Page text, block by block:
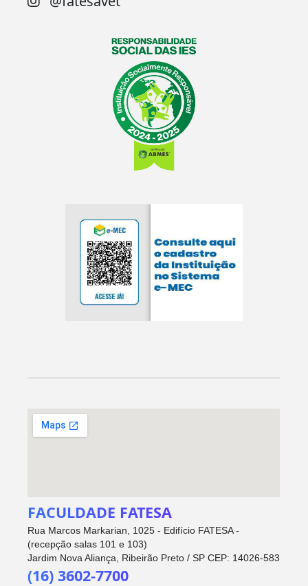
FACULDADE FATESA
Rua Marcos Markarian, 1025 - Edifício FATESA -
(recepção salas 101 e 103)
Jardim Nova Aliança, Ribeirão Preto / SP CEP: 14026-583
(16) 3602-7700